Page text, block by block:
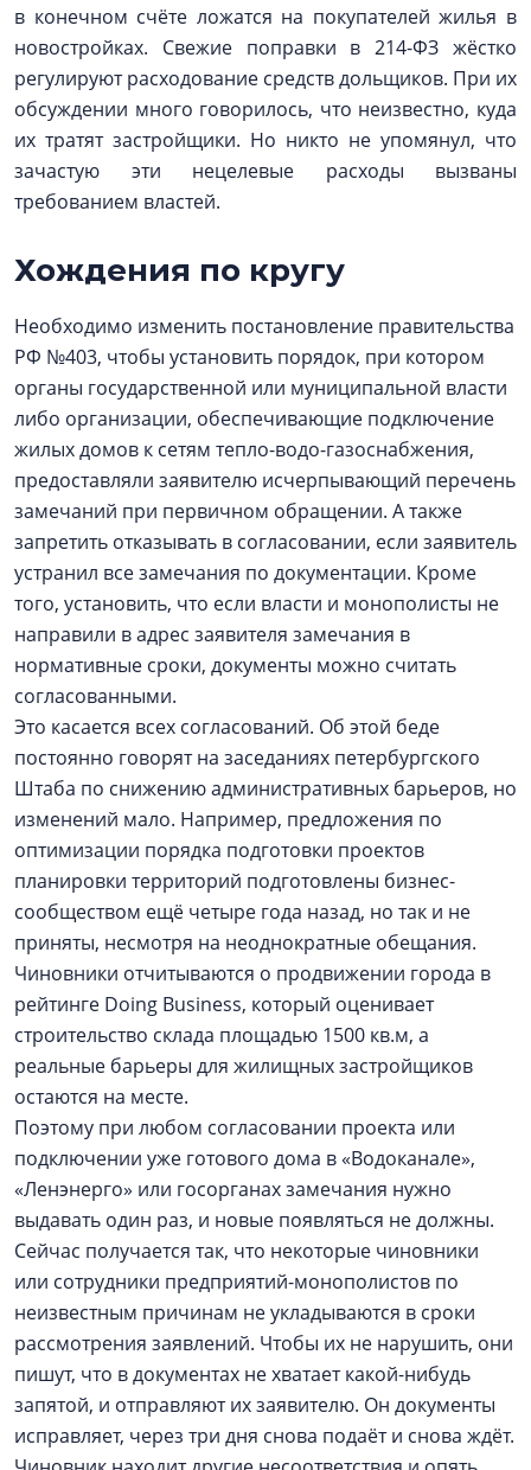
в конечном счёте ложатся на покупателей жилья в
новостройках. Свежие поправки в 214-ФЗ жёстко
регулируют расходование средств дольщиков. При их
обсуждении много говорилось, что неизвестно, куда
их тратят застройщики. Но никто не упомянул, что
зачастую эти нецелевые расходы вызваны
требованием властей.
Хождения по кругу
Необходимо изменить постановление правительства
РФ №403, чтобы установить порядок, при котором
органы государственной или муниципальной власти
либо организации, обеспечивающие подключение
жилых домов к сетям тепло-водо-газоснабжения,
предоставляли заявителю исчерпывающий перечень
замечаний при первичном обращении. А также
запретить отказывать в согласовании, если заявитель
устранил все замечания по документации. Кроме
того, установить, что если власти и монополисты не
направили в адрес заявителя замечания в
нормативные сроки, документы можно считать
согласованными.
Это касается всех согласований. Об этой беде
постоянно говорят на заседаниях петербургского
Штаба по снижению административных барьеров, но
изменений мало. Например, предложения по
оптимизации порядка подготовки проектов
планировки территорий подготовлены бизнес-
сообществом ещё четыре года назад, но так и не
приняты, несмотря на неоднократные обещания.
Чиновники отчитываются о продвижении города в
рейтинге Doing Business, который оценивает
строительство склада площадью 1500 кв.м, а
реальные барьеры для жилищных застройщиков
остаются на месте.
Поэтому при любом согласовании проекта или
подключении уже готового дома в «Водоканале»,
«Ленэн­ерго» или госорганах замечания нужно
выдавать один раз, и новые появляться не должны.
Сейчас получается так, что некоторые чиновники
или сотрудники предприятий-монополистов по
неизвестным причинам не укладываются в сроки
рассмотрения заявлений. Чтобы их не нарушить, они
пишут, что в документах не хватает какой-нибудь
запятой, и отправляют их заявителю. Он документы
исправляет, через три дня снова подаёт и снова ждёт.